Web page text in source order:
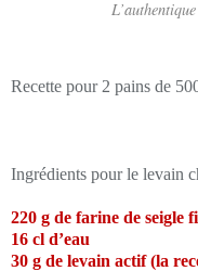
Recette pour 2 pains de
Ingrédients pour le levain
220 g de farine de seigle
16 cl d’eau
30 g de levain actif(la